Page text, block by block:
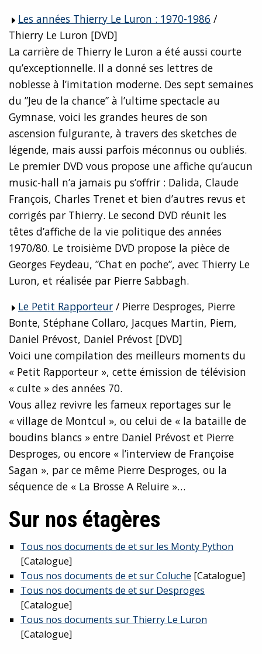
Les années Thierry Le Luron : 1970-1986 /
Thierry Le Luron [DVD]
La carrière de Thierry le Luron a été aussi courte
qu’exceptionnelle. Il a donné ses lettres de
noblesse à l’imitation moderne. Des sept semaines
du ”Jeu de la chance” à l’ultime spectacle au
Gymnase, voici les grandes heures de son
ascension fulgurante, à travers des sketches de
légende, mais aussi parfois méconnus ou oubliés.
Le premier DVD vous propose une affiche qu’aucun
music-hall n’a jamais pu s’offrir : Dalida, Claude
François, Charles Trenet et bien d’autres revus et
corrigés par Thierry. Le second DVD réunit les
têtes d’affiche de la vie politique des années
1970/80. Le troisième DVD propose la pièce de
Georges Feydeau, ”Chat en poche”, avec Thierry Le
Luron, et réalisée par Pierre Sabbagh.
Le Petit Rapporteur / Pierre Desproges, Pierre
Bonte, Stéphane Collaro, Jacques Martin, Piem,
Daniel Prévost, Daniel Prévost [DVD]
Voici une compilation des meilleurs moments du
« Petit Rapporteur », cette émission de télévision
« culte » des années 70.
Vous allez revivre les fameux reportages sur le
« village de Montcul », ou celui de « la bataille de
boudins blancs » entre Daniel Prévost et Pierre
Desproges, ou encore « l’interview de Françoise
Sagan », par ce même Pierre Desproges, ou la
séquence de « La Brosse A Reluire »…
Sur nos étagères
Tous nos documents de et sur les Monty Python
[Catalogue]
Tous nos documents de et sur Coluche [Catalogue]
Tous nos documents de et sur Desproges
[Catalogue]
Tous nos documents sur Thierry Le Luron
[Catalogue]